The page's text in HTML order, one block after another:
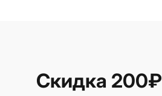
Скидка 200₽